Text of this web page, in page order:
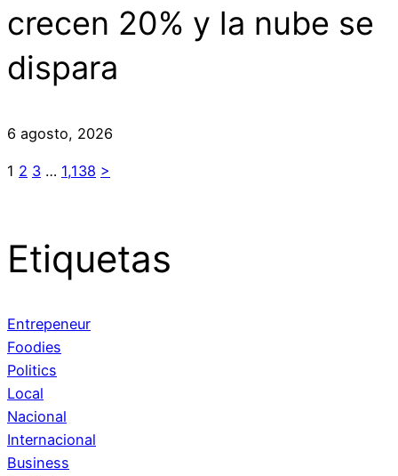
crecen 20% y la nube se
dispara
6 agosto, 2026
1 2 3 … 1,138 >
Etiquetas
Entrepeneur
Foodies
Politics
Local
Nacional
Internacional
Business